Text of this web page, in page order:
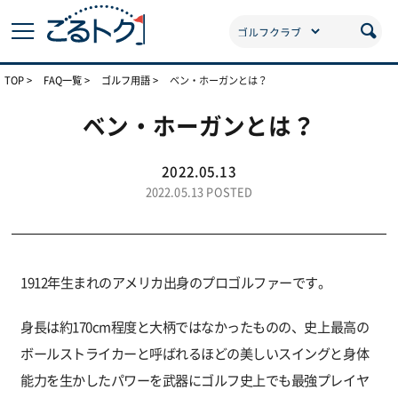
TOP FAQ一覧 ゴルフ用語 ベン・ホーガンとは？
ベン・ホーガンとは？
2022.05.13
2022.05.13 POSTED
1912年生まれのアメリカ出身のプロゴルファーです。
身長は約170cm程度と大柄ではなかったものの、史上最高の
ボールストライカーと呼ばれるほどの美しいスイングと身体
能力を生かしたパワーを武器にゴルフ史上でも最強プレイヤ